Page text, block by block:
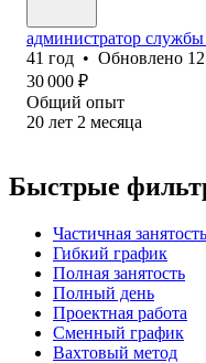
администратор
41 год • Обновлено
30 000 ₽
Общий опыт
20 лет 2 месяца
Быстрые
Частичная занятость
Гибкий график
Полная занятость
Полный день
Проектная работа
Сменный график
Вахтовый метод